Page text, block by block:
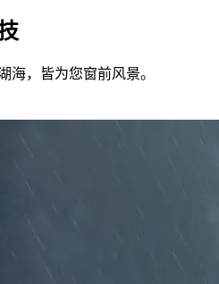
海，皆为您窗前风景。